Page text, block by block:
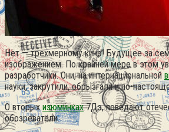
Нет — трехмерному кино! Будущее за
изображением. По крайней мере в этом
разработчики. Они, на интернациональной
науки, закрутили, обрызгали и по-
О вторыхизюминках7Дэ, поведают
обозреватели.